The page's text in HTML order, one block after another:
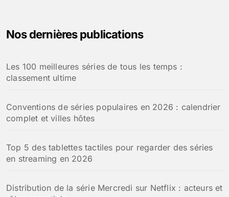
Nos dernières publications
Les 100 meilleures séries de tous les temps :
classement ultime
Conventions de séries populaires en 2026 : calendrier
complet et villes hôtes
Top 5 des tablettes tactiles pour regarder des séries
en streaming en 2026
Distribution de la série Mercredi sur Netflix : acteurs et